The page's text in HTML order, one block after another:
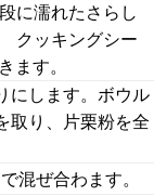
に濡れたさらし
クッキングシー
ます。
にします。ボウル
取り、片栗粉を全
混ぜ合わます。